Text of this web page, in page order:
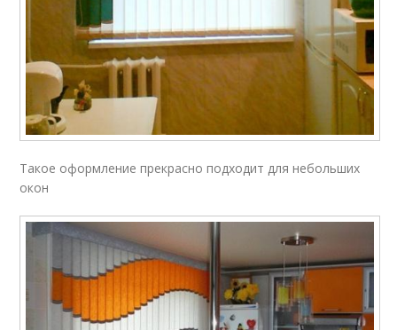
Такое оформление прекрасно подходит для небольших
окон